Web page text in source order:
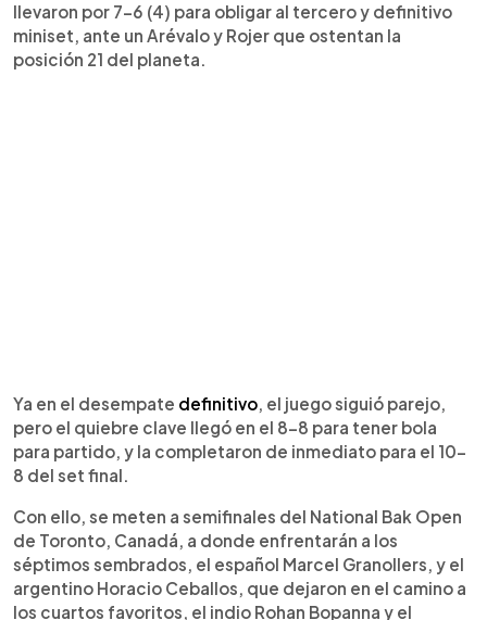
llevaron por 7-6 (4) para obligar al tercero y definitivo
miniset, ante un Arévalo y Rojer que ostentan la
posición 21 del planeta.
Ya en el desempate definitivo, el juego siguió parejo,
pero el quiebre clave llegó en el 8-8 para tener bola
para partido, y la completaron de inmediato para el 10-
8 del set final.
Con ello, se meten a semifinales del National Bak Open
de Toronto, Canadá, a donde enfrentarán a los
séptimos sembrados, el español Marcel Granollers, y el
argentino Horacio Ceballos, que dejaron en el camino a
los cuartos favoritos, el indio Rohan Bopanna y el